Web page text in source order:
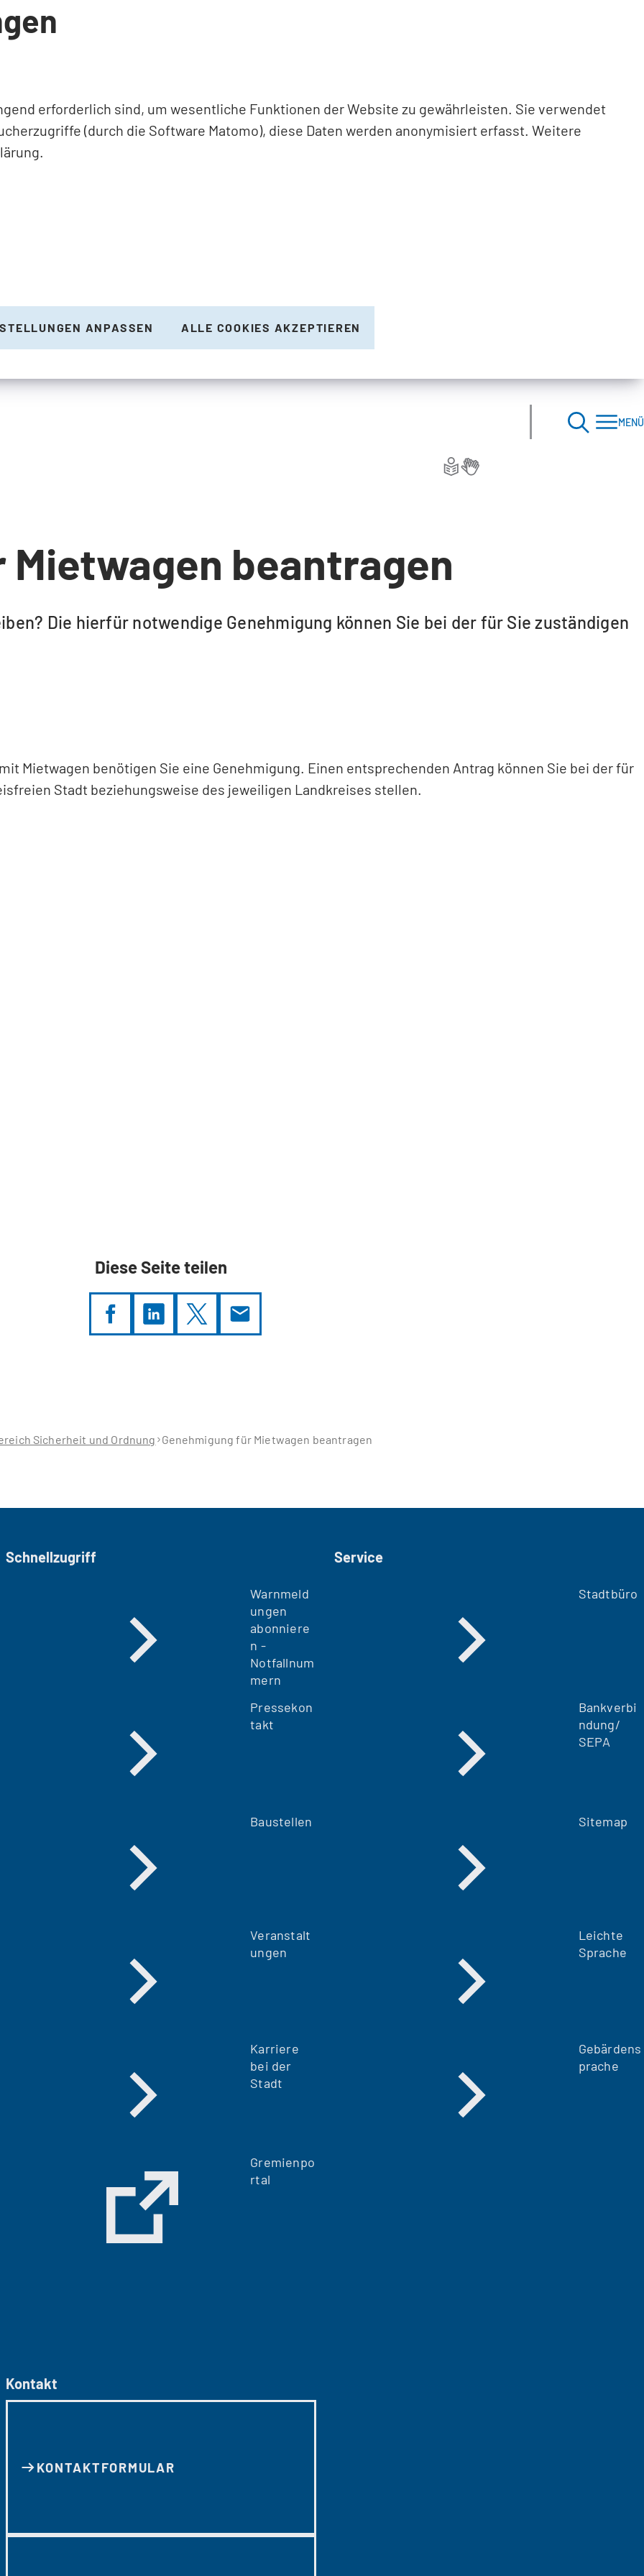
erforderlich sind, um wesentliche Funktionen der Website zu gewährleisten. Sie verwendet
(durch die Software Matomo), diese Daten werden anonymisiert erfasst. Weitere
ANPASSEN ALLE COOKIES AKZEPTIEREN
MENÜ
Mietwagen beantragen
Die hierfür notwendige Genehmigung können Sie bei der für Sie zuständigen
Mietwagen benötigen Sie eine Genehmigung. Einen entsprechenden Antrag können Sie bei der für
Stadt beziehungsweise des jeweiligen Landkreises stellen.
Diese Seite teilen
Sicherheit und Ordnung Genehmigung für Mietwagen beantragen
Schnellzugriff
Warnmeld
ungen
abonniere
n -
Notfallnum
mern
Pressekon
takt
Baustellen
Veranstalt
ungen
Karriere
bei der
Stadt
Gremienpo
rtal
Service
Stadtbüro
Bankverbi
ndung/
SEPA
Sitemap
Leichte
Sprache
Gebärdens
prache
Kontakt
KONTAKT­FORMULAR